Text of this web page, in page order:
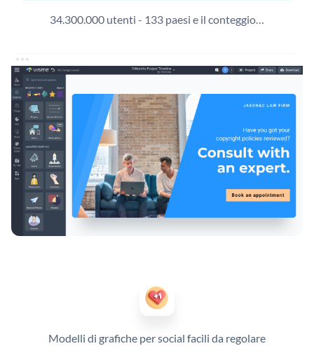
34.300.000 utenti - 133 paesi e il conteggio…
Modelli di grafiche per social facili da regolare